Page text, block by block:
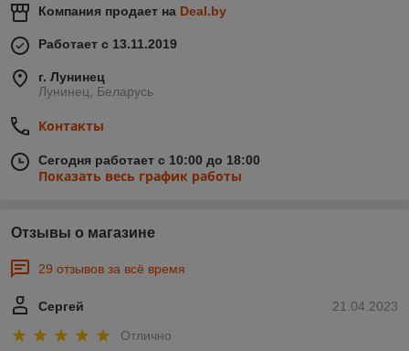
Компания продает на Deal.by
Работает с 13.11.2019
г. Лунинец
Лунинец, Беларусь
Контакты
Сегодня работает с 10:00 до 18:00
Показать весь график работы
Отзывы о магазине
29 отзывов за всё время
21.04.2023
Сергей
Отлично